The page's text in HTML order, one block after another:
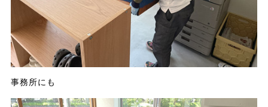
事務所にも